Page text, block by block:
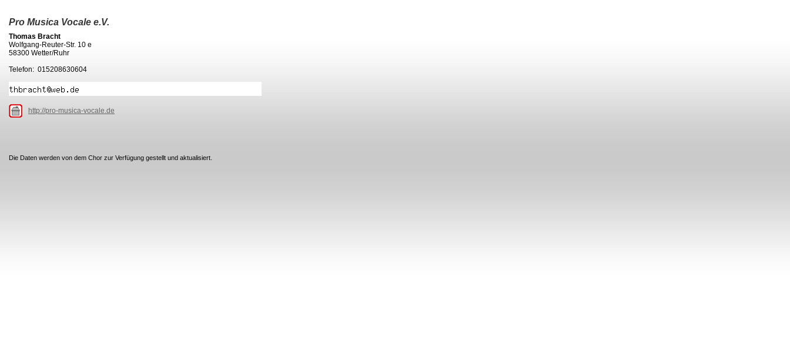
Pro Musica Vocale e.V.
Thomas Bracht
Wolfgang-Reuter-Str. 10 e
58300 Wetter/Ruhr
Telefon: 015208630604
http://pro-musica-vocale.de
Die Daten werden von dem Chor zur Verfügung gestellt und aktualisiert.